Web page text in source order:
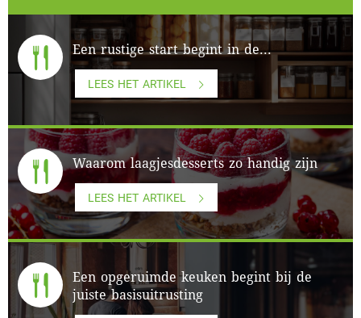
Een rustige start begint in de...
LEES HET ARTIKEL
Waarom laagjesdesserts zo handig zijn
LEES HET ARTIKEL
Een opgeruimde keuken begint bij de
juiste basisuitrusting